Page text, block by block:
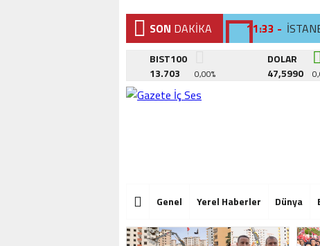
SON DAKİKA 11:33 -
11:23 -
15:11 -
BIST100
13.703
0,00%
DOLAR
47,5990
Genel Yerel Haberler Dünya